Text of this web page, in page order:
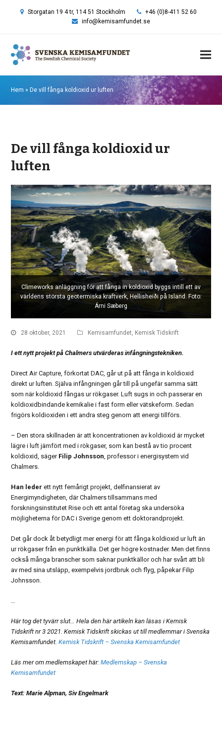
Storgatan 19 4 tr, 114 51 Stockholm
+46 (0)8-411 52 60
info@kemisamfundet.se
Hem » De vill fånga koldioxid ur luften
De vill fånga koldioxid ur
luften
Climeworks anläggning för att fånga in koldioxid byggs intill ett av
världens största geotermiska kraftverk, Hellisheiði på Island. Foto:
Árni Sæberg
28 oktober, 2021 Kemisamfundet, Kemisk Tidskrift
I ett nytt projekt på Chalmers utvärderas infångningstekniken.
Direct Air Capture, förkortat DAC, går ut på att fånga in koldioxid
direkt ur luften. Själva infångningen går till på ungefär samma sätt
som när koldioxid fångas ur rökgaser. Luft sugs in och passerar en
koldioxidbindande kemikalie i fast form eller vätskeform. Sedan
frigörs koldioxiden i ett andra steg genom att energi tillförs.
– Den stora skillnaden är att koncentrationen av koldioxid är mycket
lägre i luft jämfört med i rökgaser, som kan bestå av tio procent
koldioxid, säger Filip Johnsson, professor i energisystem vid
Chalmers.
Han leder ett nytt femårigt projekt, delfinansierat av
Energimyndigheten, där Chalmers tillsammans med
forskningsinstitutet Rise och ett antal företag ska undersöka
möjligheterna för DAC i Sverige genom ett doktorandprojekt.
Det går dock åt betydligt mer energi för att fånga koldioxid ur luft än
ur rökgaser från en punktkälla. Det ger högre kostnader. Men det finns
också många branscher som saknar punktkällor och har svårt att bli
av med sina utsläpp, exempelvis jordbruk och flyg, påpekar Filip
Johnsson.
…
Här tog det tyvärr slut… Hela den här artikeln kan läsas i Kemisk
Tidskrift nr 3 2021. Kemisk Tidskrift skickas ut till medlemmar i Svenska
Kemisamfundet.Kemisk Tidskrift – Svenska Kemisamfundet
Läs mer om medlemskapet här:Medlemskap – Svenska
Kemisamfundet
Text: Marie Alpman, Siv Engelmark